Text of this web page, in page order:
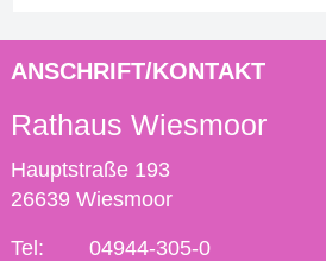
ANSCHRIFT/KONTAKT
Rathaus Wiesmoor
Hauptstraße 193
26639 Wiesmoor
Tel: 04944-305-0